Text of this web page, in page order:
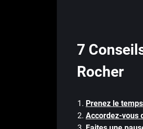
7
Rocher
Prenez le
Accordez-vous